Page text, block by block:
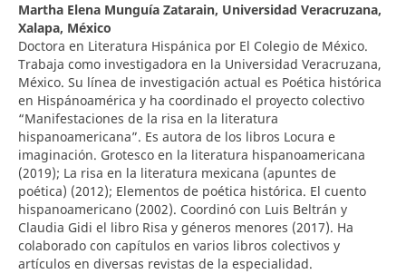
Martha Elena Munguía Zatarain, Universidad Veracruzana,
Xalapa, México
Doctora en Literatura Hispánica por El Colegio de México.
Trabaja como investigadora en la Universidad Veracruzana,
México. Su línea de investigación actual es Poética histórica
en Hispánoamérica y ha coordinado el proyecto colectivo
“Manifestaciones de la risa en la literatura
hispanoamericana”. Es autora de los libros Locura e
imaginación. Grotesco en la literatura hispanoamericana
(2019); La risa en la literatura mexicana (apuntes de
poética) (2012); Elementos de poética histórica. El cuento
hispanoamericano (2002). Coordinó con Luis Beltrán y
Claudia Gidi el libro Risa y géneros menores (2017). Ha
colaborado con capítulos en varios libros colectivos y
artículos en diversas revistas de la especialidad.